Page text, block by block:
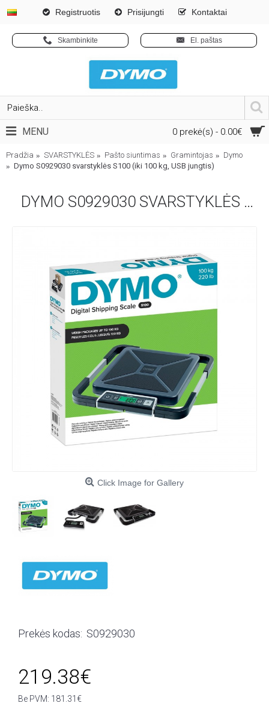
Registruotis Prisijungti Kontaktai
Skambinkite El. paštas
0 prekė(s) - 0.00€
MENU
Pradžia SVARSTYKLĖS Pašto siuntimas Gramintojas
Dymo
Dymo S0929030 svarstyklės S100 (iki 100 kg, USB jungtis)
DYMO S0929030 SVARSTYKLĖS S100 (IKI 100 KG, USB JUNGTIS)
Click Image for Gallery
Prekės kodas: S0929030
219.38€
Be PVM: 181.31€